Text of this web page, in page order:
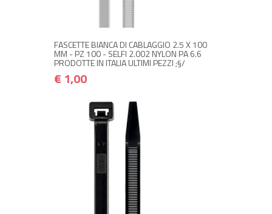
FASCETTE BIANCA DI CABLAGGIO 2.5 X 100
MM - PZ 100 - SELFI 2.002 NYLON PA 6.6
PRODOTTE IN ITALIA ULTIMI PEZZI ;§/
€ 1,00
Avvisami quando disponibile
NON DISPONIBILE A MAGAZZINO
Avvisami quando disponibile